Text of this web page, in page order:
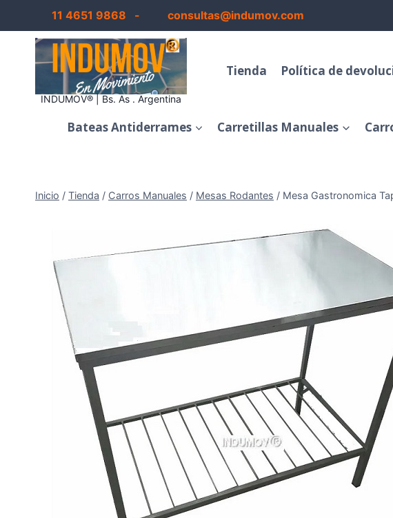
contenido
11 4651 9868 - consultas@indumov.com
INDUMOV® | Bs. As . Argentina
Tienda Política de
Bateas Antiderrames Carretillas Manuales
Inicio / Tienda / Carros Manuales / Mesas Rodantes / Mesa Gastronomica